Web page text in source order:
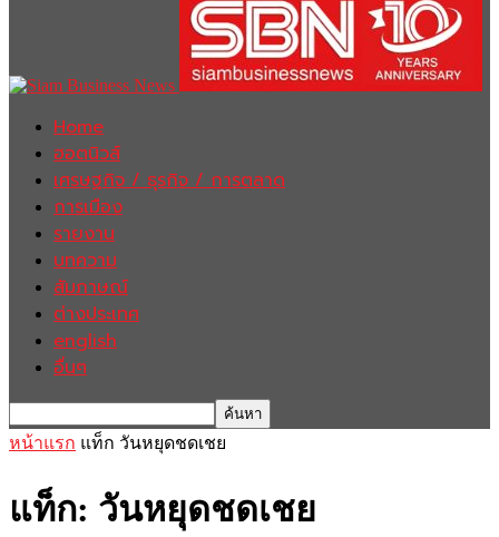
Home
ฮอตนิวส์
เศรษฐกิจ / ธุรกิจ / การตลาด
การเมือง
รายงาน
บทความ
สัมภาษณ์
ต่างประเทศ
english
อื่นๆ
หน้าแรก แท็ก วันหยุดชดเชย
แท็ก: วันหยุดชดเชย